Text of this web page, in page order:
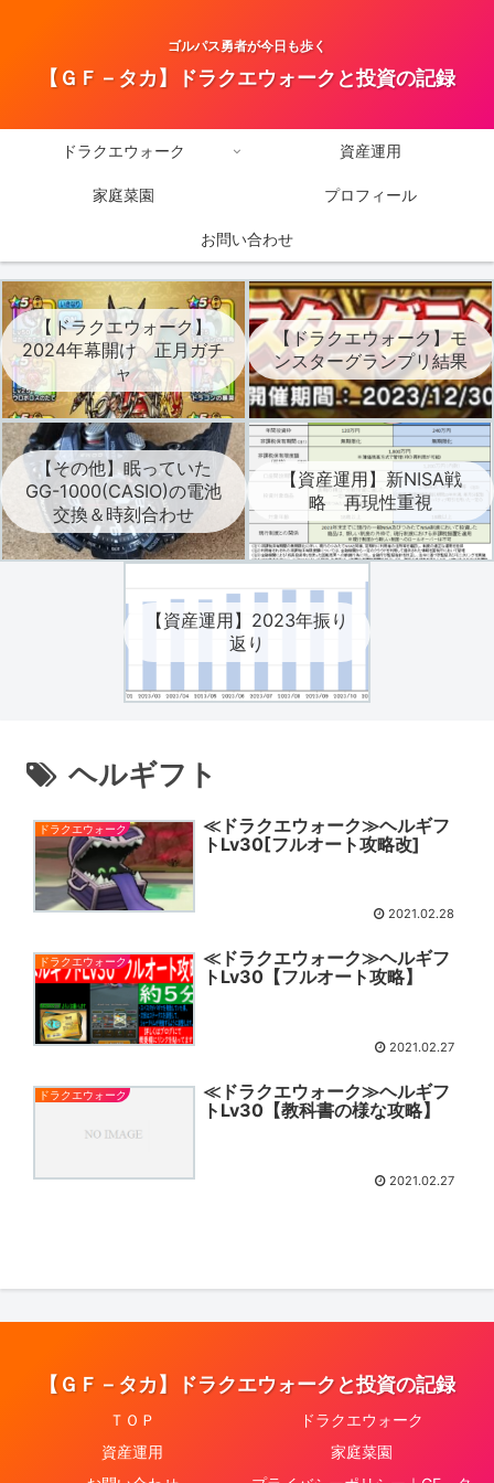
ゴルパス勇者が今日も歩く
【ＧＦ－タカ】ドラクエウォークと投資の記録
ドラクエウォーク 資産運用
家庭菜園 プロフィール
お問い合わせ
【ドラクエウォーク】
2024年幕開け 正月ガチ
ャ
【ドラクエウォーク】モ
ンスターグランプリ結果
【その他】眠っていた
GG-1000(CASIO)の電池
交換＆時刻合わせ
【資産運用】新NISA戦
略 再現性重視
【資産運用】2023年振り
返り
ヘルギフト
ドラクエウォーク
≪ドラクエウォーク≫ヘルギフ
トLv30[フルオート攻略改]
2021.02.28
ドラクエウォーク
≪ドラクエウォーク≫ヘルギフ
トLv30【フルオート攻略】
2021.02.27
ドラクエウォーク
≪ドラクエウォーク≫ヘルギフ
トLv30【教科書の様な攻略】
2021.02.27
【ＧＦ－タカ】ドラクエウォークと投資の記録
ＴＯＰ
ドラクエウォーク
資産運用
家庭菜園